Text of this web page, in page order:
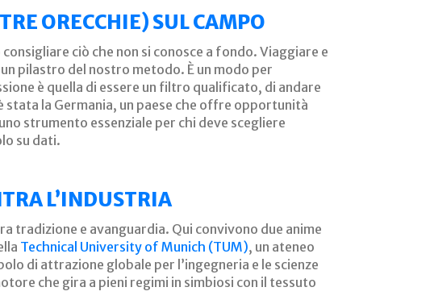
ORECCHIE) SUL CAMPO
ciò che non si conosce a fondo. Viaggiare e
pilastro del nostro metodo. È un modo per
è quella di essere un filtro qualificato, di andare
stata la Germania, un paese che offre opportunità
strumento essenziale per chi deve scegliere
su dati.
L’INDUSTRIA
tradizione e avanguardia. Qui convivono due anime
Technical University of Munich (TUM), un ateneo
di attrazione globale per l’ingegneria e le scienze
che gira a pieni regimi in simbiosi con il tessuto